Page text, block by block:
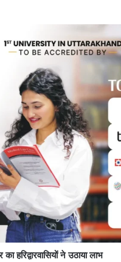
ने उठाया लाभ